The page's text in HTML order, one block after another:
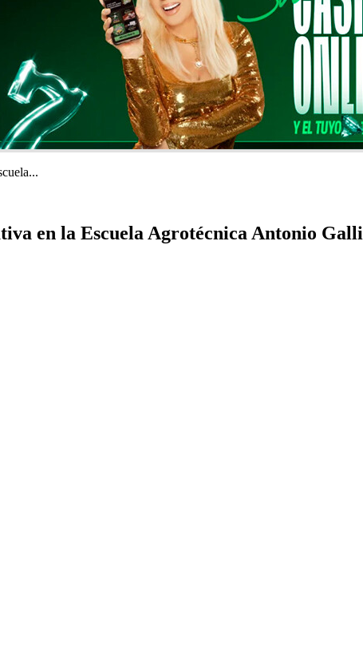
en la Escuela Agrotécnica Antonio Galli